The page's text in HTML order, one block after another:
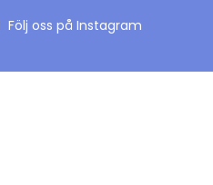
Följ oss på Instagram